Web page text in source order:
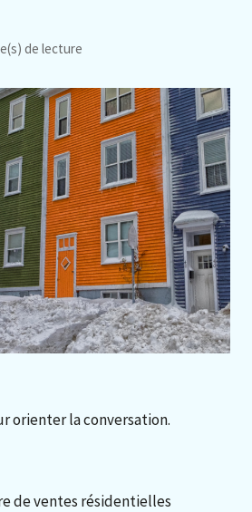
de lecture
orienter la conversation.
de ventes résidentielles